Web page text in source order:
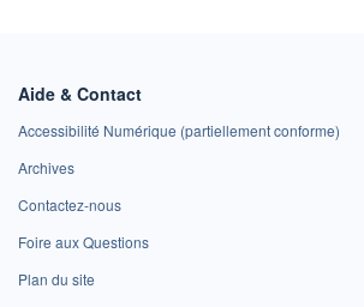
Aide & Contact
Accessibilité Numérique (partiellement conforme)
Archives
Contactez-nous
Foire aux Questions
Plan du site